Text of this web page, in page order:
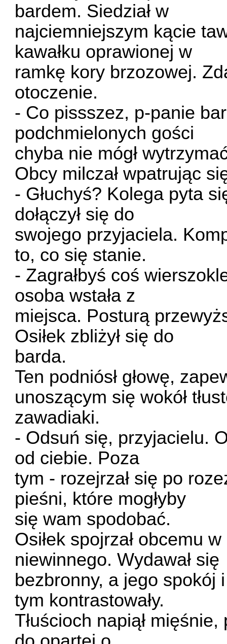
bardem. Siedział w
najciemniejszym kącie
kawałku oprawionej w
ramkę kory brzozowej.
otoczenie.
- Co pissszez, p-panie
podchmielonych gości
chyba nie mógł
Obcy milczał wpatrując
- Głuchyś? Kolega pyta
dołączył się do
swojego przyjaciela.
to, co się stanie.
- Zagrałbyś coś
osoba wstała z
miejsca. Posturą
Osiłek zbliżył się do
barda.
Ten podniósł głowę,
unoszącym się wokół
zawadiaki.
- Odsuń się, przyjacielu.
od ciebie. Poza
tym - rozejrzał się po
pieśni, które mogłyby
się wam spodobać.
Osiłek spojrzał obcemu
niewinnego. Wydawał się
bezbronny, a jego spokój
tym kontrastowały.
Tłuścioch napiął